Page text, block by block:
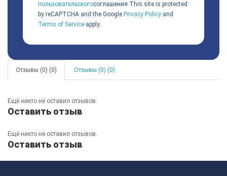
пользовательскогосоглашения This site is protected
by reCAPTCHA and the Google Privacy Policy and
Terms of Service apply.
Отзывы (0) (0) Отзывы (0) (0)
Ещё никто не оставил отзывов.
Оставить отзыв
Ещё никто не оставил отзывов.
Оставить отзыв